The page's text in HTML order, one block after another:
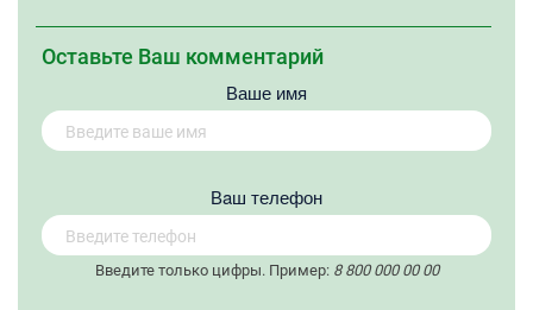
Оставьте Ваш комментарий
Ваше имя
Вaш телефон
Введите только цифры. Пример: 8 800 000 00 00